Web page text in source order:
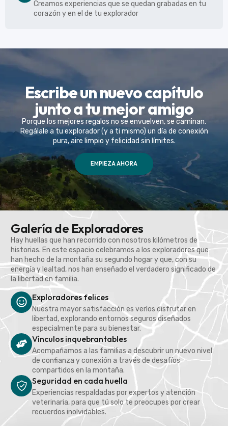
Creamos experiencias que se quedan grabadas en tu
corazón y en el de tu explorador
Escribe un nuevo capítulo
junto a tu mejor amigo
Porque los mejores regalos no se envuelven, se caminan.
Regálale a tu explorador (y a ti mismo) un día de conexión
pura, aire limpio y felicidad sin límites.
EMPIEZA AHORA
Galería de Exploradores
Hay huellas que han recorrido con nosotros kilómetros de
historias. En este espacio celebramos a los exploradores que
han hecho de la montaña su segundo hogar y que, con su
energía y lealtad, nos han enseñado el verdadero significado de
la libertad en familia.
Exploradores felices
Nuestra mayor satisfacción es verlos disfrutar en
libertad, explorando entornos seguros diseñados
especialmente para su bienestar.
Vínculos inquebrantables
Acompañamos a las familias a descubrir un nuevo nivel
de confianza y conexión a través de desafíos
compartidos en la montaña.
Seguridad en cada huella
Experiencias respaldadas por expertos y atención
veterinaria, para que tú solo te preocupes por crear
recuerdos inolvidables.